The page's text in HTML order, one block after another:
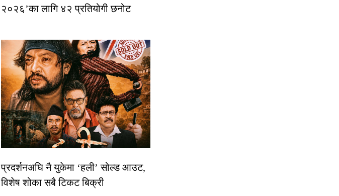
२०२६’का लागि ४२ प्रतियोगी छनोट
प्रदर्शनअघि नै युकेमा ‘हली’ सोल्ड आउट,
विशेष शोका सबै टिकट बिक्री